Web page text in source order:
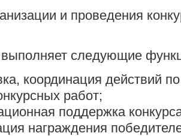
и проведения
выполняет следующие
координация действий
работ;
поддержка
награждения